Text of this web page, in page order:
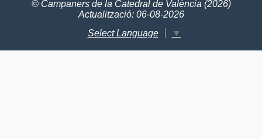
© Campaners de la Catedral de València (2026)
Actualització: 06-08-2026
Select Language
▼